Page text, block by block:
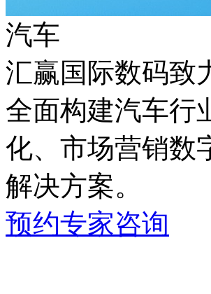
汽车
汇赢国际数码致
全面构建汽车行
化、市场营销
解决方案。
预约专家咨询